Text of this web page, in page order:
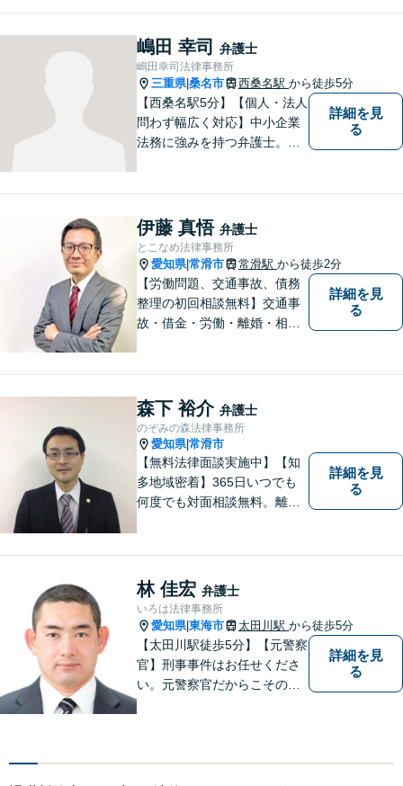
嶋田 幸司 弁護士
嶋田幸司法律事務所
三重県|桑名市 西桑名駅 から徒歩5分
【西桑名駅5分】【個人・法人
問わず幅広く対応】中小企業
法務に強みを持つ弁護士。個
します。お困りごとは、お気
軽にご相談ください。
詳細を見
る
伊藤 真悟 弁護士
とこなめ法律事務所
愛知県|常滑市 常滑駅 から徒歩2分
【労働問題、交通事故、債務
整理の初回相談無料】交通事
故・借金・労働・離婚・相続
町、東浦町、美浜町、南知多
町などでお困りの方がいまし
たらすぐにご相談ください。
詳細を見
る
森下 裕介 弁護士
のぞみの森法律事務所
愛知県|常滑市
【無料法律面談実施中】【知
多地域密着】365日いつでも
何度でも対面相談無料。離
い。
詳細を見
る
林 佳宏 弁護士
いろは法律事務所
愛知県|東海市 太田川駅 から徒歩5分
【太田川駅徒歩5分】【元警察
官】刑事事件はお任せくださ
い。元警察官だからこその視
ることはございません。元警
察官の経験を活かした交通事
詳細を見
る